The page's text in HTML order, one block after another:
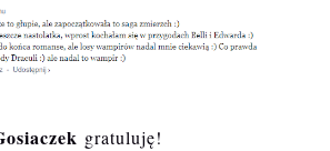
gratuluję!